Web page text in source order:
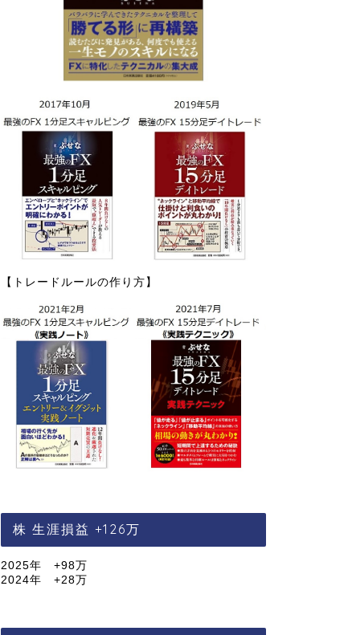
【トレードルールの作り方】
株 生涯損益 +126万
2025年 +98万
2024年 +28万